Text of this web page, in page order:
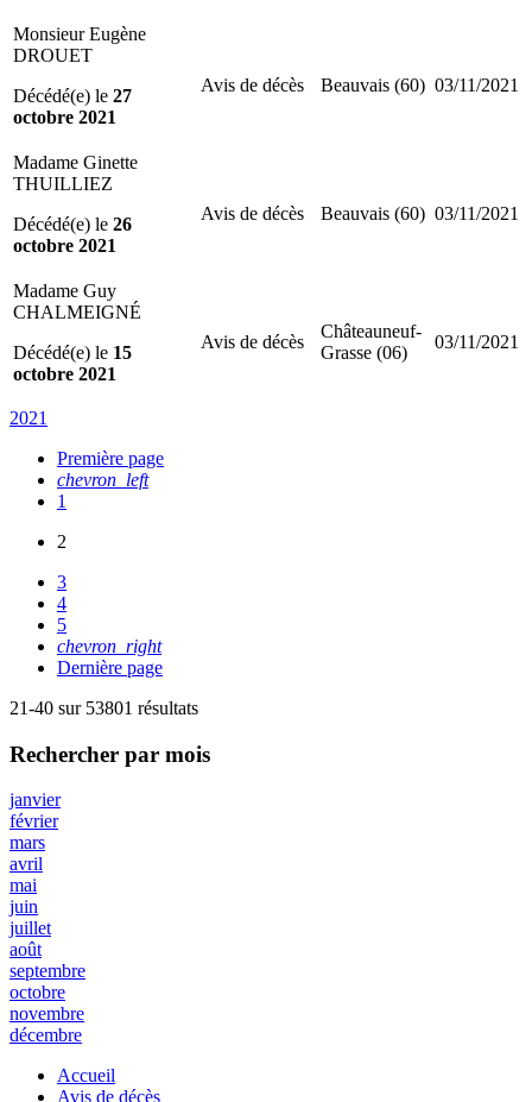
Monsieur Eugène
DROUET
Décédé(e) le 27
octobre 2021
Avis de décès Beauvais (60) 03/11/2021
Madame Ginette
THUILLIEZ
Décédé(e) le 26
octobre 2021
Avis de décès Beauvais (60) 03/11/2021
Madame Guy
CHALMEIGNÉ
Décédé(e) le 15
octobre 2021
Avis de décès
Châteauneuf-
Grasse (06)
03/11/2021
2021
Première page
chevron_left
1
2
3
4
5
chevron_right
Dernière page
21-40 sur 53801 résultats
Rechercher par mois
janvier
février
mars
avril
mai
juin
juillet
août
septembre
octobre
novembre
décembre
Accueil
Avis de décès